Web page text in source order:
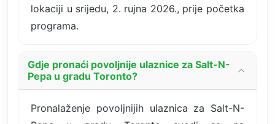
lokaciji u srijedu, 2. rujna 2026., prije početka
programa.
Gdje pronaći povoljnije ulaznice za Salt-N-
Pepa u gradu Toronto?
Pronalaženje povoljnijih ulaznica za Salt-N-